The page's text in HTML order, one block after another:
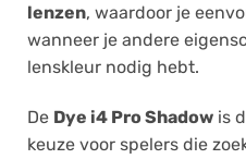
lenzen, waardoor je
wanneer je andere
lenskleur nodig hebt.
De Dye i4 Pro Shadow is
keuze voor spelers die